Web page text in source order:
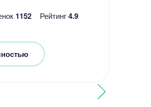
1152 Рейтинг4.9